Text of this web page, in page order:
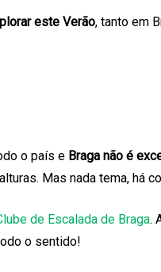
este Verão, tanto em
o país e Braga não é
Mas nada tema, há
de Escalada de Braga.
o sentido!